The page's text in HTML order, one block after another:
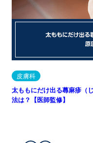
皮膚科
太ももにだけ出る蕁麻疹（
法は？【医師監修】